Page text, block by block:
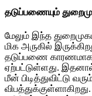
தடுப்பணையும்
மேலும் இந்த
மிக அருகில்
தடுப்பணை காரணமாக
ஏற்பட்டுள்ளது.
மீன் பிடித்துவிட்டு